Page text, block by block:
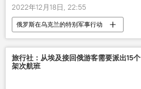
2022年12月18日, 22:55
俄罗斯在乌克兰的特别军事行动
顿涅茨克人民共和国
乌军
旅行社：从埃及接回俄游客需要派出15个
架次航班